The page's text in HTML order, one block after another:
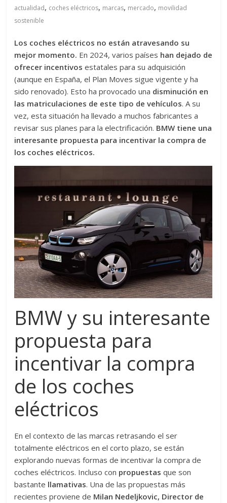
actualidad, coches eléctricos, marcas, mercado, movilidad
sostenible
Los coches eléctricos no están atravesando su
mejor momento. En 2024, varios países han dejado de
ofrecer incentivos estatales para su adquisición
(aunque en España, el Plan Moves sigue vigente y ha
sido renovado). Esto ha provocado una disminución en
las matriculaciones de este tipo de vehículos. A su
vez, esta situación ha llevado a muchos fabricantes a
revisar sus planes para la electrificación. BMW tiene una
interesante propuesta para incentivar la compra de
los coches eléctricos.
BMW y su interesante
propuesta para
incentivar la compra
de los coches
eléctricos
En el contexto de las marcas retrasando el ser
totalmente eléctricos en el corto plazo, se están
explorando nuevas formas de incentivar la compra de
coches eléctricos. Incluso con propuestas que son
bastante llamativas. Una de las propuestas más
recientes proviene de Milan Nedeljkovic, Director de